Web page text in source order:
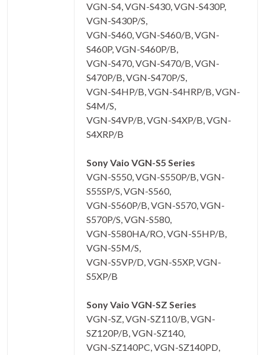
VGN-S4, VGN-S430, VGN-S430P,
VGN-S430P/S,
VGN-S460, VGN-S460/B, VGN-
S460P, VGN-S460P/B,
VGN-S470, VGN-S470/B, VGN-
S470P/B, VGN-S470P/S,
VGN-S4HP/B, VGN-S4HRP/B, VGN-
S4M/S,
VGN-S4VP/B, VGN-S4XP/B, VGN-
S4XRP/B
Sony Vaio VGN-S5 Series
VGN-S550, VGN-S550P/B, VGN-
S55SP/S, VGN-S560,
VGN-S560P/B, VGN-S570, VGN-
S570P/S, VGN-S580,
VGN-S580HA/RO, VGN-S5HP/B,
VGN-S5M/S,
VGN-S5VP/D, VGN-S5XP, VGN-
S5XP/B
Sony Vaio VGN-SZ Series
VGN-SZ, VGN-SZ110/B, VGN-
SZ120P/B, VGN-SZ140,
VGN-SZ140PC, VGN-SZ140PD,